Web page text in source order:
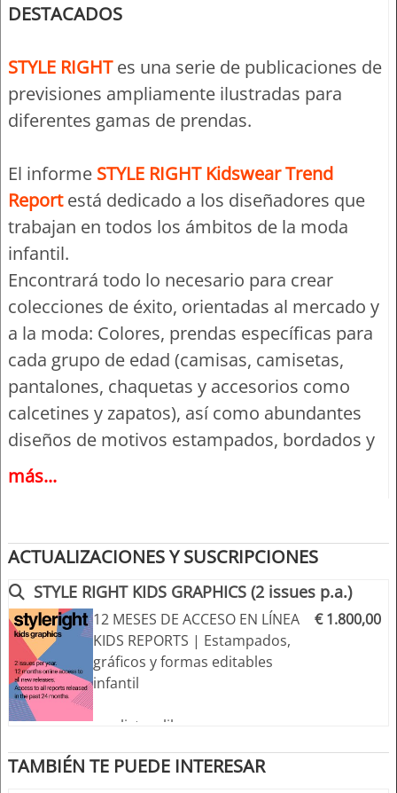
DESTACADOS
STYLE RIGHTes una serie de publicaciones de
previsiones ampliamente ilustradas para
diferentes gamas de prendas.
El informe STYLE RIGHT Kidswear Trend
Reportestá dedicado a los diseñadores que
trabajan en todos los ámbitos de la moda
infantil.
Encontrará todo lo necesario para crear
colecciones de éxito, orientadas al mercado y
a la moda: Colores, prendas específicas para
cada grupo de edad (camisas, camisetas,
pantalones, chaquetas y accesorios como
calcetines y zapatos), así como abundantes
diseños de motivos estampados, bordados y
aplicaciones.
descripciones, así como dibujos vectoriales
Todos los diseños editables pueden
descargarse como archivos EPS (Illustrator 8 y
superior) y Adobe PDF para MAC + PC.
Lo más destacado:
>> Temas orientados al mercado para facilitar
más...
ACTUALIZACIONES Y SUSCRIPCIONES
STYLE RIGHT KIDS GRAPHICS (2 issues p.a.)
12 MESES DE ACCESO EN LÍNEA
KIDS REPORTS | Estampados,
gráficos y formas editables
infantil
+++ listo y libre para usar
novedades durante los 12
€ 1.800,00
TAMBIÉN TE PUEDE INTERESAR